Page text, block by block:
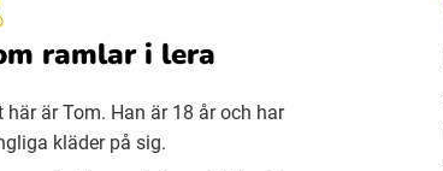
ramlar i lera
här är Tom. Han är 18 år och har
kläder på sig.